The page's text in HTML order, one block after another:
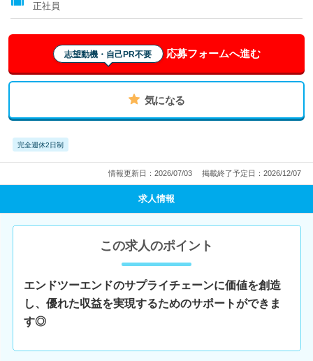
正社員
志望動機・自己PR不要 応募フォームへ進む
気になる
完全週休2日制
情報更新日：2026/07/03 掲載終了予定日：2026/12/07
求人情報
この求人のポイント
エンドツーエンドのサプライチェーンに価値を創造
し、優れた収益を実現するためのサポートができま
す◎